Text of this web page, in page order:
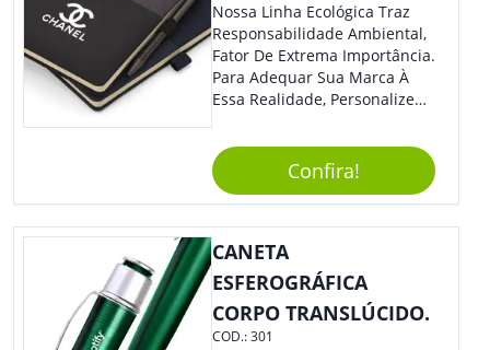
Nossa Linha Ecológica Traz
Responsabilidade Ambiental,
Fator De Extrema Importância.
Para Adequar Sua Marca À
Essa Realidade, Personalize
Anotações Com Post-It E
Caneta. Elaborado A Partir De
Material Reciclado, O Brinde
Também É Prático, Tornando-
Se Assim Excelente Para Uso
Cotidiano. Perfeito, Não É?!
Confira!
CANETA
ESFEROGRÁFICA
CORPO TRANSLÚCIDO.
COD.:301